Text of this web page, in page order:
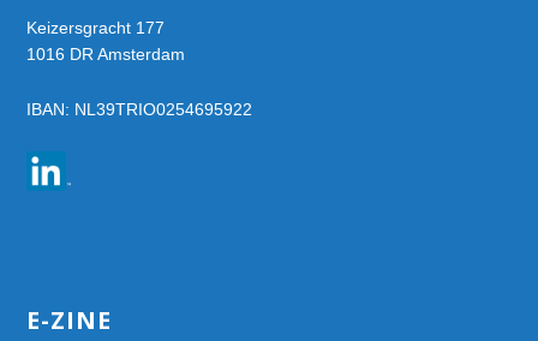
Keizersgracht 177
1016 DR Amsterdam
IBAN: NL39TRIO0254695922
E-ZINE